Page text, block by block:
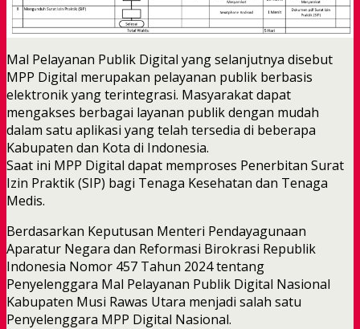
Mal Pelayanan Publik Digital yang selanjutnya disebut
MPP Digital merupakan pelayanan publik berbasis
elektronik yang terintegrasi. Masyarakat dapat
mengakses berbagai layanan publik dengan mudah
dalam satu aplikasi yang telah tersedia di beberapa
Kabupaten dan Kota di Indonesia.
Saat ini MPP Digital dapat memproses Penerbitan Surat
Izin Praktik (SIP) bagi Tenaga Kesehatan dan Tenaga
Medis.
Berdasarkan Keputusan Menteri Pendayagunaan
Aparatur Negara dan Reformasi Birokrasi Republik
Indonesia Nomor 457 Tahun 2024 tentang
Penyelenggara Mal Pelayanan Publik Digital Nasional
Kabupaten Musi Rawas Utara menjadi salah satu
Penyelenggara MPP Digital Nasional.